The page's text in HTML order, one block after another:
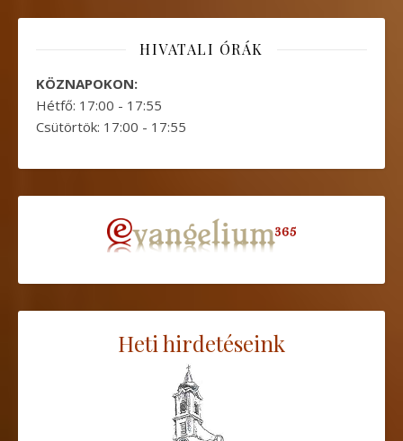
HIVATALI ÓRÁK
KÖZNAPOKON:
Hétfő: 17:00 - 17:55
Csütörtök: 17:00 - 17:55
Heti hirdetéseink